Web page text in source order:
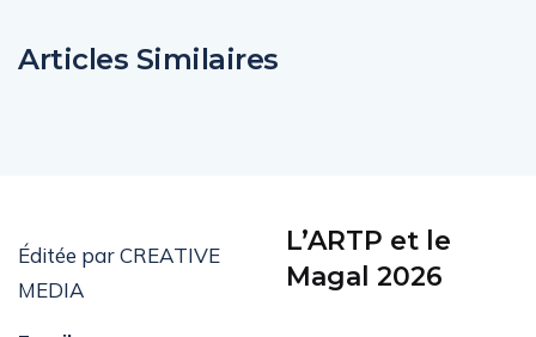
Articles Similaires
Éditée par CREATIVE
MEDIA
L’ARTP et le
Magal 2026